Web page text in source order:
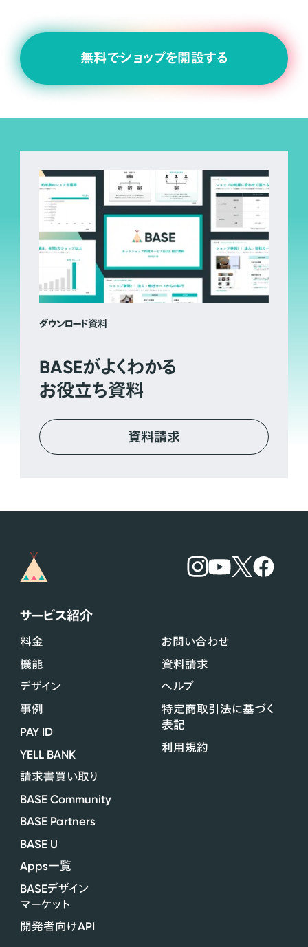
無料でショップを開設する
ダウンロード資料
BASEがよくわかる
お役立ち資料
資料請求
サービス紹介
料金
機能
デザイン
事例
PAY ID
YELL BANK
請求書買い取り
BASE Community
BASE Partners
BASE U
Apps一覧
BASEデザイン
マーケット
開発者向けAPI
お問い合わせ
資料請求
ヘルプ
特定商取引法に基づく
表記
利用規約